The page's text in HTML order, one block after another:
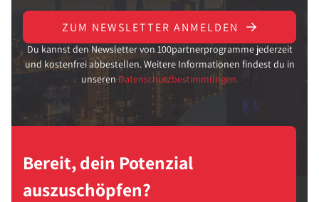
ZUM NEWSLETTER ANMELDEN
Du kannst den Newsletter von 100partnerprogramme jederzeit
und kostenfrei abbestellen. Weitere Informationen findest du in
unseren Datenschutzbestimmungen.
Bereit, dein Potenzial
auszuschöpfen?